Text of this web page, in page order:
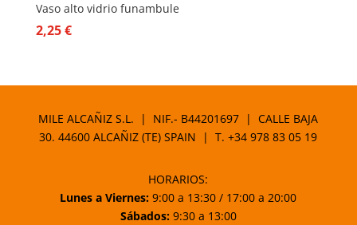
Vaso alto vidrio funambule
2,25€
MILE ALCAÑIZ S.L. | NIF.- B44201697 | CALLE BAJA
30. 44600 ALCAÑIZ (TE) SPAIN | T.+34 978 83 05 19
HORARIOS:
Lunes a Viernes: 9:00 a 13:30 / 17:00 a 20:00
Sábados:9:30 a 13:00